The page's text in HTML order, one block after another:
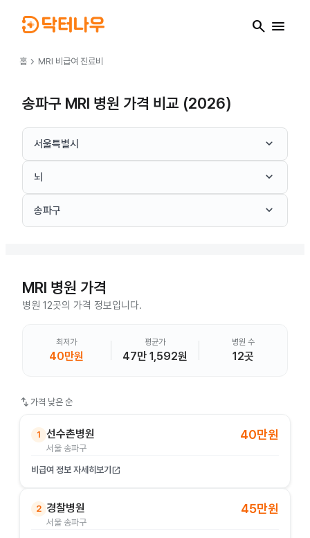
search menu
홈 chevron_right MRI 비급여 진료비
송파구 MRI 병원 가격 비교 (2026)
서울특별시 keyboard_arrow_down
뇌 keyboard_arrow_down
송파구 keyboard_arrow_down
MRI 병원 가격
병원 12곳의 가격 정보입니다.
최저가
40만원
평균가
47만 1,592원
병원 수
12곳
swap_vert 가격 낮은 순
1 선수촌병원
서울 송파구
40만원
비급여 정보 자세히보기 open_in_new
2 경찰병원
서울 송파구
45만원